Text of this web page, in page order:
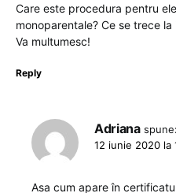
Care este procedura pentru
monoparentale? Ce se trece la
Va multumesc!
Reply
Adriana spune:
12 iunie 2020 la
Asa cum apare în